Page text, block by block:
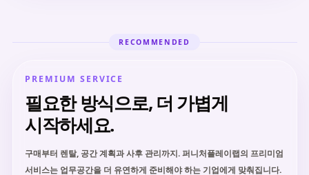
RECOMMENDED
PREMIUM SERVICE
필요한 방식으로, 더 가볍게
시작하세요.
구매부터 렌탈, 공간 계획과 사후 관리까지. 퍼니처플레이랩의 프리미엄
서비스는 업무공간을 더 유연하게 준비해야 하는 기업에게 맞춰집니다.